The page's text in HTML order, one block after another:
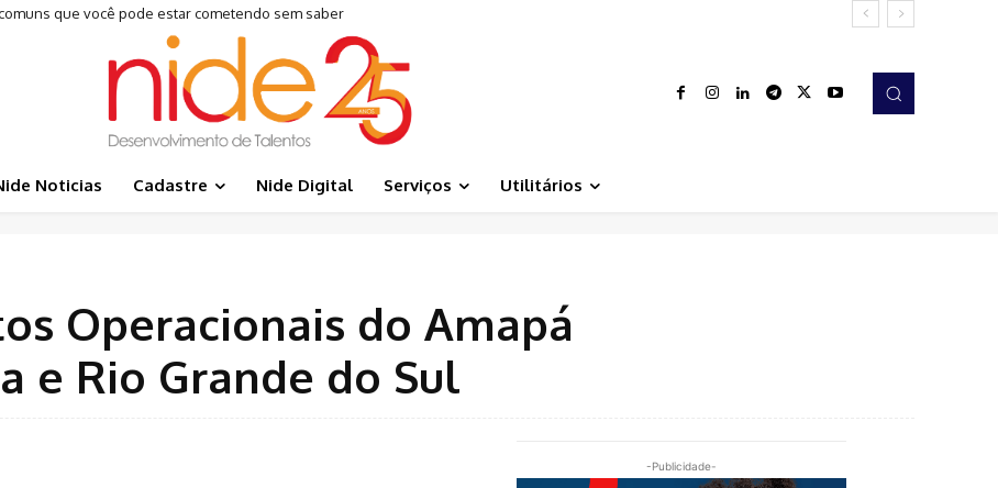
que você pode estar cometendo sem saber
Noticias Cadastre Nide Digital Serviços Utilitários
Operacionais do Amapá
e Rio Grande do Sul
-Publicidade-